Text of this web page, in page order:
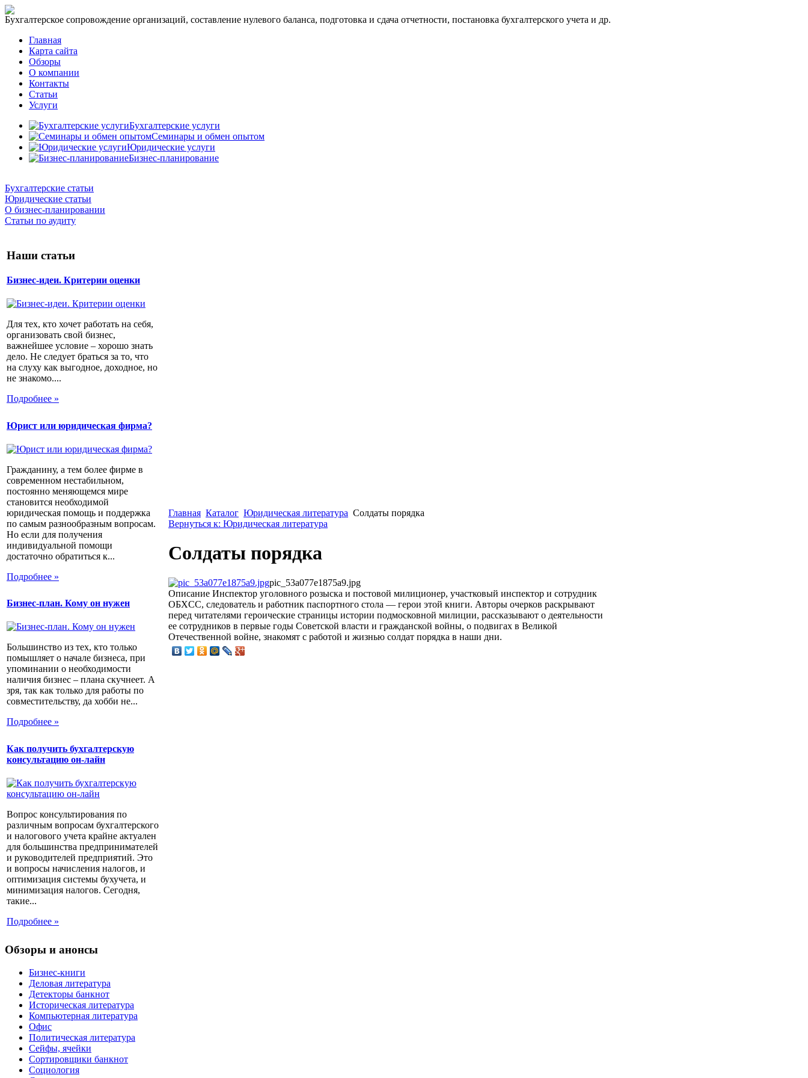
Бухгалтерское сопровождение организаций, составление нулевого баланса, подготовка и сдача отчетности, постановка бухгалтерского учета и др.
Главная
Карта сайта
Обзоры
О компании
Контакты
Статьи
Услуги
Бухгалтерские услуги
Семинары и обмен опытом
Юридические услуги
Бизнес-планирование
Бухгалтерские статьи
Юридические статьи
О бизнес-планировании
Статьи по аудиту
Наши статьи
Бизнес-идеи. Критерии оценки
Для тех, кто хочет работать на себя,
организовать свой бизнес,
важнейшее условие – хорошо знать
дело. Не следует браться за то, что
на слуху как выгодное, доходное, но
не знакомо....
Подробнее »
Юрист или юридическая фирма?
Гражданину, а тем более фирме в
современном нестабильном,
постоянно меняющемся мире
становится необходимой
юридическая помощь и поддержка
по самым разнообразным вопросам.
Но если для получения
индивидуальной помощи
достаточно обратиться к...
Подробнее »
Бизнес-план. Кому он нужен
Большинство из тех, кто только
помышляет о начале бизнеса, при
упоминании о необходимости
наличия бизнес – плана скучнеет. А
зря, так как только для работы по
совместительству, да хобби не...
Подробнее »
Как получить бухгалтерскую
консультацию он-лайн
Вопрос консультирования по
различным вопросам бухгалтерского
и налогового учета крайне актуален
для большинства предпринимателей
и руководителей предприятий. Это
и вопросы начисления налогов, и
оптимизация системы бухучета, и
минимизация налогов. Сегодня,
такие...
Подробнее »
Главная Каталог Юридическая литература Солдаты порядка
Вернуться к: Юридическая литература
Солдаты порядка
pic_53a077e1875a9.jpg
Описание Инспектор уголовного розыска и постовой милиционер, участковый инспектор и сотрудник
OБXCC, следователь и работник паспортного стола — герои этой книги. Авторы очерков раскрывают
перед читателями героические страницы истории подмосковной милиции, рассказывают о деятельности
ее сотрудников в первые годы Советской власти и гражданской войны, о подвигах в Великой
Отечественной войне, знакомят с работой и жизнью солдат порядка в наши дни.
Обзоры и анонсы
Бизнес-книги
Деловая литература
Детекторы банкнот
Историческая литература
Компьютерная литература
Офис
Политическая литература
Сейфы, ячейки
Сортировщики банкнот
Социология